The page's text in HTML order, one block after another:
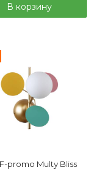
В корзину
promo Multy Bliss